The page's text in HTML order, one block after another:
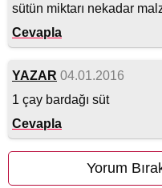
sütün miktarı nekadar
Cevapla
YAZAR 04.01.2016
1 çay bardağı süt
Cevapla
Yorum